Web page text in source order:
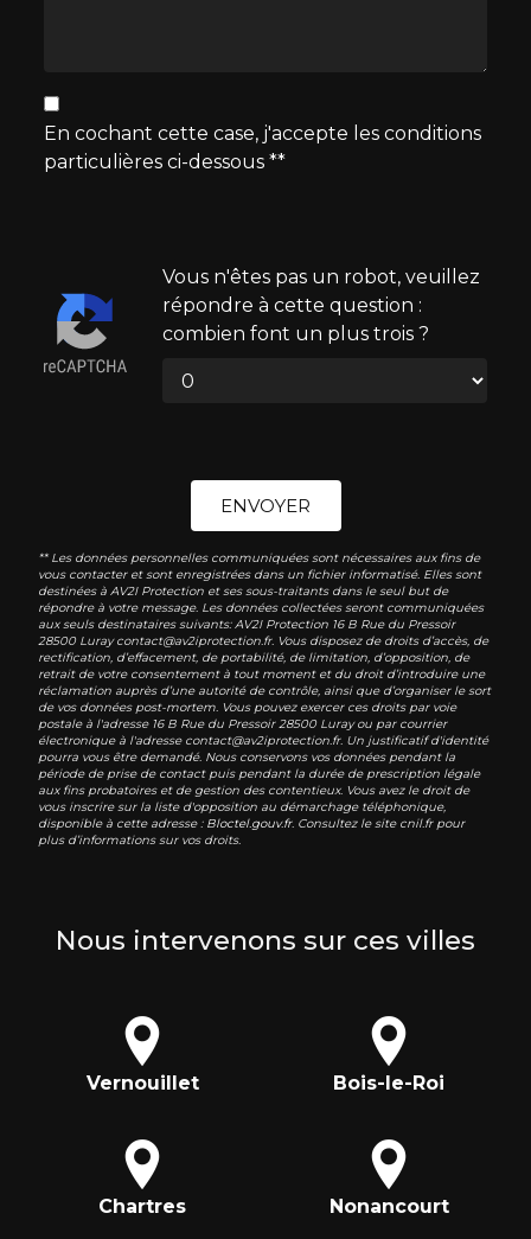
En cochant cette case, j'accepte les conditions
particulières ci-dessous **
Vous n'êtes pas un robot, veuillez
répondre à cette question :
combien font un plus trois ?
ENVOYER
** Les données personnelles communiquées sont nécessaires aux fins de
vous contacter et sont enregistrées dans un fichier informatisé. Elles sont
destinées à AV2I Protection et ses sous-traitants dans le seul but de
répondre à votre message. Les données collectées seront communiquées
aux seuls destinataires suivants: AV2I Protection 16 B Rue du Pressoir
28500 Luray contact@av2iprotection.fr. Vous disposez de droits d’accès, de
rectification, d’effacement, de portabilité, de limitation, d’opposition, de
retrait de votre consentement à tout moment et du droit d’introduire une
réclamation auprès d’une autorité de contrôle, ainsi que d’organiser le sort
de vos données post-mortem. Vous pouvez exercer ces droits par voie
postale à l'adresse 16 B Rue du Pressoir 28500 Luray ou par courrier
électronique à l'adresse contact@av2iprotection.fr. Un justificatif d'identité
pourra vous être demandé. Nous conservons vos données pendant la
période de prise de contact puis pendant la durée de prescription légale
aux fins probatoires et de gestion des contentieux. Vous avez le droit de
vous inscrire sur la liste d'opposition au démarchage téléphonique,
disponible à cette adresse : Bloctel.gouv.fr. Consultez le site cnil.fr pour
plus d’informations sur vos droits.
Nous intervenons sur ces villes
Vernouillet Bois-le-Roi
Chartres Nonancourt